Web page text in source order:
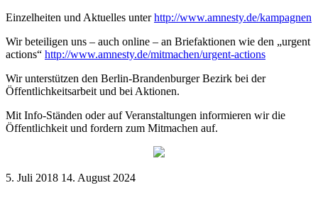
Einzelheiten und Aktuelles unterhttp://www.amnesty.de/kampagnen
Wir beteiligen uns – auch online – an Briefaktionen wie den „urgent
actions“ http://www.amnesty.de/mitmachen/urgent-actions
Wir unterstützen den Berlin-Brandenburger Bezirk bei der
Öffentlichkeitsarbeit und bei Aktionen.
Mit Info-Ständen oder auf Veranstaltungen informieren wir die
Öffentlichkeit und fordern zum Mitmachen auf.
5. Juli 2018 14. August 2024